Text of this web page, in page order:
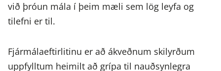
við þróun mála í þeim mæli sem lög leyfa og
tilefni er til.
Fjármálaeftirlitinu er að ákveðnum skilyrðum
uppfylltum heimilt að grípa til nauðsynlegra